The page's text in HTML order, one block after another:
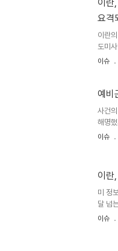
전황
메라
이란
요격
이란
도미
란 정
자폭
부는
익을
이슈
예비
사건
해명
생했
바랍
요구
이슈
이란
미 정
달 넘
발사
이슈